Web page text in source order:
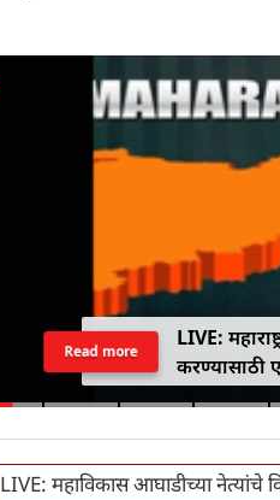
LIVE:
करण्यासाठी
Read more
LIVE: महाविकास आघाडीच्या नेत्यांचे